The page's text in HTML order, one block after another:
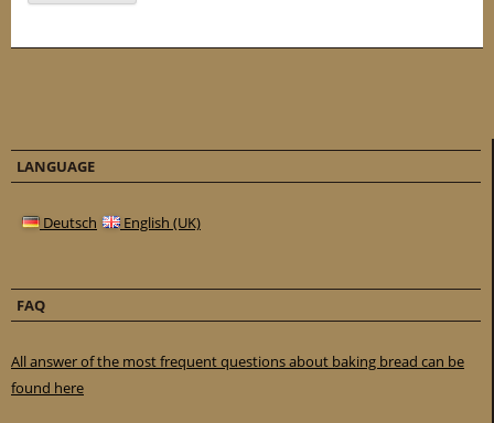
LANGUAGE
Deutsch English (UK)
FAQ
All answer of the most frequent questions about baking bread can be
found here